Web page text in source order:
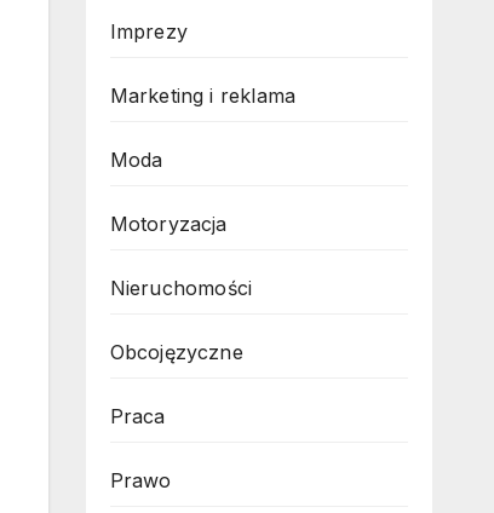
Imprezy
Marketing i reklama
Moda
Motoryzacja
Nieruchomości
Obcojęzyczne
Praca
Prawo